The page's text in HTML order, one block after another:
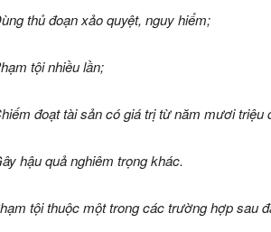
thủ đoạn xảo quyệt, nguy hiểm;
tội nhiều lần;
đoạt tài sản có giá trị từ năm mươi triệu
hậu quả nghiêm trọng khác.
tội thuộc một trong các trường hợp sau